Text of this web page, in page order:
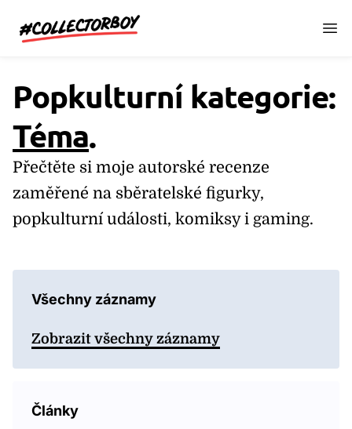
Popkulturní kategorie:
Téma.
Přečtěte si moje autorské recenze
zaměřené na sběratelské figurky,
popkulturní události, komiksy i gaming.
Všechny záznamy
Zobrazit všechny záznamy
Články